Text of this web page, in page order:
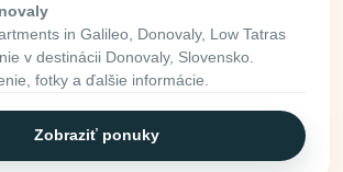
in Galileo, Donovaly, Low Tatras
v destinácii Donovaly, Slovensko.
fotky a ďalšie informácie.
Zobraziť ponuky